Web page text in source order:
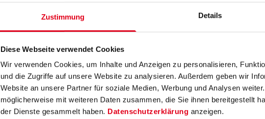
Zustimmung Details
Diese Webseite verwendet Cookies
Wir verwenden Cookies, um Inhalte und Anzeigen zu personalisieren,
und die Zugriffe auf unsere Website zu analysieren. Außerdem geben wir
Website an unsere Partner für soziale Medien, Werbung und Analysen
möglicherweise mit weiteren Daten zusammen, die Sie ihnen bereitgestellt
der Dienste gesammelt haben. Datenschutzerklärung anzeigen.